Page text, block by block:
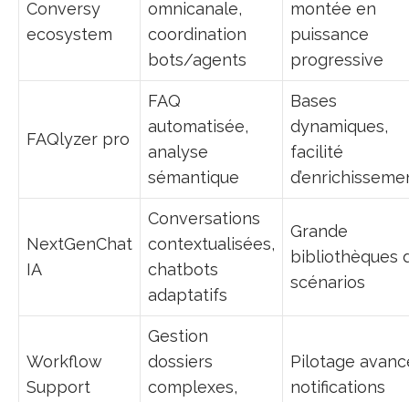
Conversy
ecosystem
omnicanale,
coordination
bots/agents
montée en
puissance
progressive
FAQlyzer pro
FAQ
automatisée,
analyse
sémantique
Bases
dynamiques,
facilité
NextGenChat
IA
Conversations
contextualisées,
chatbots
adaptatifs
Grande
bibliothèques
scénarios
Workflow
Support
Gestion
dossiers
complexes,
Pilotage
notifications